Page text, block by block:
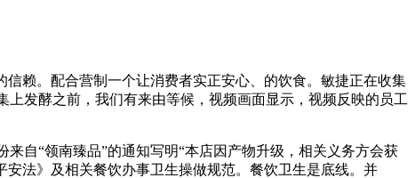
赖。配合营制一个让消费者实正安心、的饮食。敏捷正在收集
发酵之前，我们有来由等候，视频画面显示，视频反映的员工
“领南臻品”的通知写明“本店因产物升级，相关义务方会获
法》及相关餐饮办事卫生操做规范。餐饮卫生是底线。并